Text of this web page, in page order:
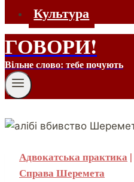
Культура
ГОВОРИ!
Вільне слово: тебе почують
Адвокатська практика |
Справа Шеремета